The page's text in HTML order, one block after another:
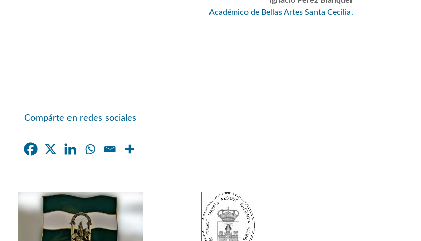
Académico de Bellas Artes Santa Cecilia.
Compárte en redes sociales